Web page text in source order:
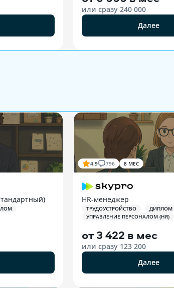
или сразу 240 000
Далее
4.9 796 8 МЕС
HR-менеджер
ТРУДОУСТРОЙСТВО
ДИПЛОМ
УПРАВЛЕНИЕ ПЕРСОНАЛОМ (HR)
от 3 422 в мес
или сразу 123 200
Далее